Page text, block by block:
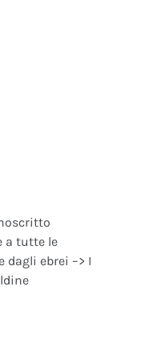
a tutte le
dagli ebrei –> I